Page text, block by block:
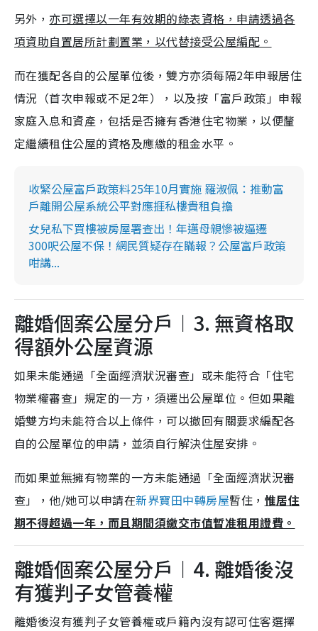
另外， 亦可選擇以一年有效期的綠表資格，申請透過各
項資助自置居所計劃置業，以代替接受公屋編配。
而在獲配各自的公屋單位後，雙方亦須每隔2年申報居住
情況（首次申報或不足2年），以及按「富戶政策」申報
家庭入息和資產，包括是否擁有香港住宅物業，以便釐
定繼續租住公屋的資格及應繳的租金水平。
收緊公屋富戶政策料25年10月實施 羅淑佩：推動富
戶離開公屋系統公平對應捱私樓貴租負擔
女兒私下買樓被房屋署查出！年邁母親慘被逼遷
300呎公屋不保！網民質疑存在瞞報？公屋富戶政策
咁講...
離婚個案公屋分戶︱3. 無資格取
得額外公屋資源
如果未能通過「全面經濟狀況審查」或未能符合「住宅
物業權審查」規定的一方，須遷出公屋單位。但如果離
婚雙方均未能符合以上條件，可以撤回有關要求編配各
自的公屋單位的申請，並須自行解決住屋安排。
而如果並無擁有物業的一方未能通過「全面經濟狀況審
查」，他/她可以申請在新界寶田中轉房屋暫住， 惟居住
期不得超過一年，而且期間須繳交市值暫准租用證費。
離婚個案公屋分戶︱4. 離婚後沒
有獲判子女管養權
離婚後沒有獲判子女管養權或戶籍內沒有認可住客選擇